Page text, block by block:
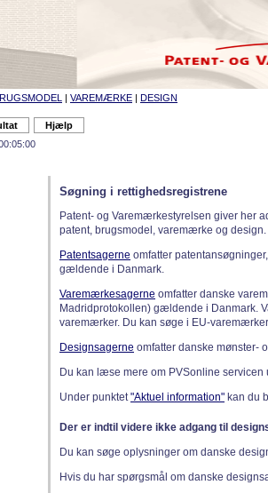
| VAREMÆRKE | DESIGN
Søgning i rettighedsregistrene
Patent- og Varemærkestyrelsen giver her
patent, brugsmodel, varemærke og design.
Patentsagerne omfatter
gældende i Danmark.
Varemærkesagerne omfatter danske
Madridprotokollen) gældende i Danmark.
varemærker. Du kan søge i EU-
Designsagerne omfatter danske mønster-
Du kan læse mere om PVSonline
Under punktet"Aktuel information" kan du
Der er indtil videre ikke adgang til
Du kan søge oplysninger om danske
Hvis du har spørgsmål om danske